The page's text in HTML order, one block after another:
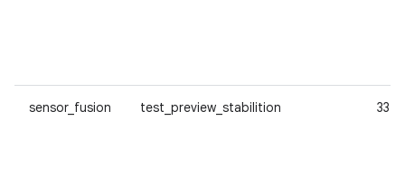
sensor_fusion test_preview_stabilition 33